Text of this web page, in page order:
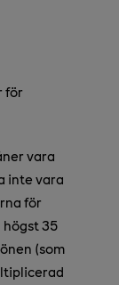
för
vara
inte vara
för
högst 35
(som